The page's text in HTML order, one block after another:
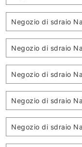
Negozio di sdraio
Negozio di sdraio
Negozio di sdraio
Negozio di sdraio
Negozio di sdraio